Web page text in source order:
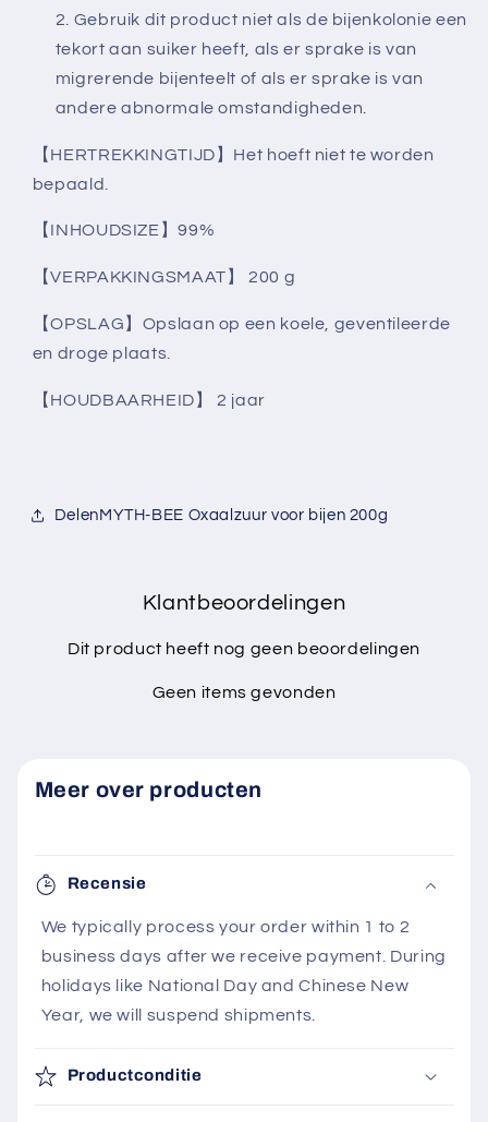
Gebruik dit product niet als de bijenkolonie een
tekort aan suiker heeft, als er sprake is van
migrerende bijenteelt of als er sprake is van
andere abnormale omstandigheden.
【HERTREKKINGTIJD】Het hoeft niet te worden
bepaald.
【INHOUDSIZE】99%
【VERPAKKINGSMAAT】 200 g
【OPSLAG】Opslaan op een koele, geventileerde
en droge plaats.
【HOUDBAARHEID】 2 jaar
DelenMYTH-BEE Oxaalzuur voor bijen 200g
Klantbeoordelingen
Dit product heeft nog geen beoordelingen
Geen items gevonden
Meer over producten
Recensie
We typically process your order within 1 to 2
business days after we receive payment. During
holidays like National Day and Chinese New
Year, we will suspend shipments.
Productconditie